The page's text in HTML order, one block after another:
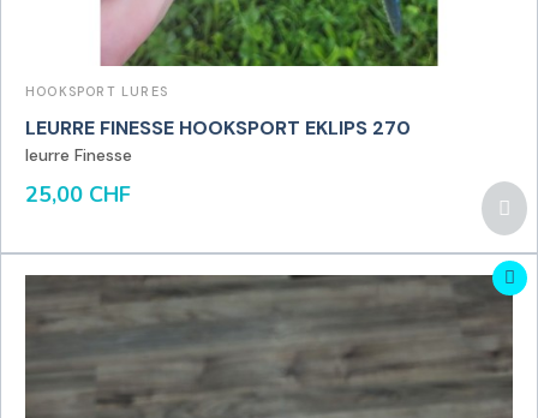
HOOKSPORT LURES
LEURRE FINESSE HOOKSPORT EKLIPS 270
leurre Finesse
25,00 CHF